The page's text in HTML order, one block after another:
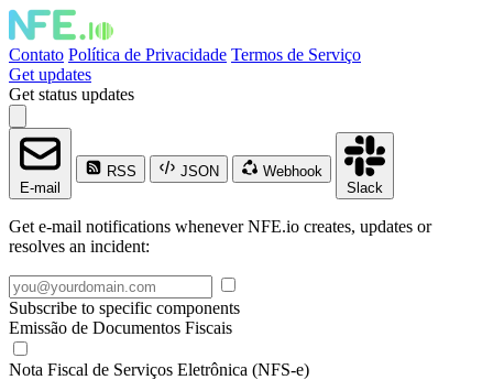
Contato Política de Privacidade Termos de Serviço
Get updates
Get status updates
E-mail
RSS JSON
Webhook
Slack
Get e-mail notifications whenever NFE.io creates, updates or
resolves an incident:
Subscribe to specific components
Emissão de Documentos Fiscais
Nota Fiscal de Serviços Eletrônica (NFS-e)